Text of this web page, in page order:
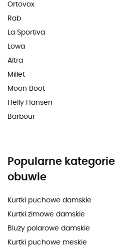
Ortovox
Rab
La Sportiva
Lowa
Altra
Millet
Moon Boot
Helly Hansen
Barbour
Popularne kategorie
obuwie
Kurtki puchowe damskie
Kurtki zimowe damskie
Bluzy polarowe damskie
Kurtki puchowe meskie